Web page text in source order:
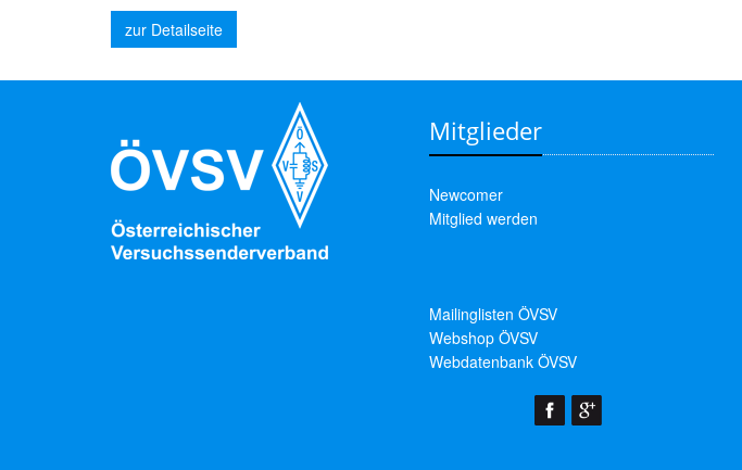
zur Detailseite
Mitglieder
Newcomer
Mitglied werden
Mailinglisten ÖVSV
Webshop ÖVSV
Webdatenbank ÖVSV